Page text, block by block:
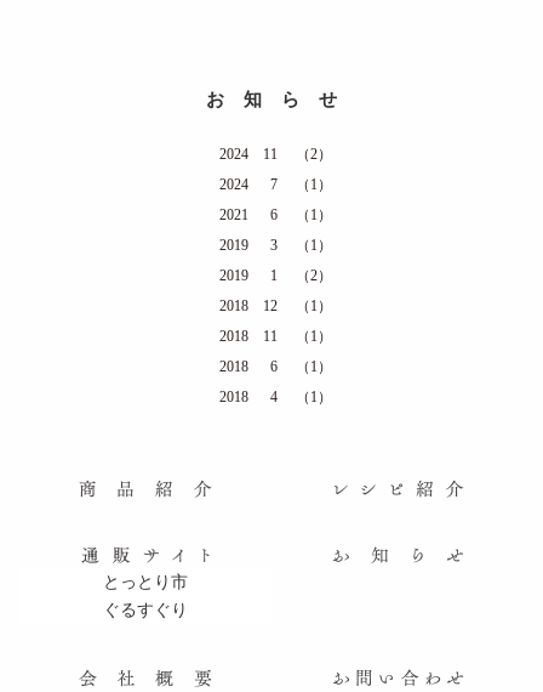
お知らせ
2024 11
（2）
2024
7
（1）
2021
6
（1）
2019
3
（1）
2019
1
（2）
2018
12
（1）
2018
11
（1）
2018
6
（1）
2018
4 （1）
とっとり市
ぐるすぐり